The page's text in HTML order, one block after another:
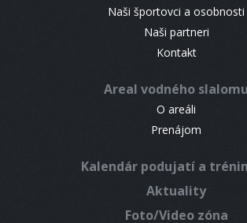
Naši športovci a osobnosti
Naši partneri
Kontakt
Areal vodného slalomu
O areáli
Prenájom
Kalendár podujatí a
Aktuality
Foto/Video zóna